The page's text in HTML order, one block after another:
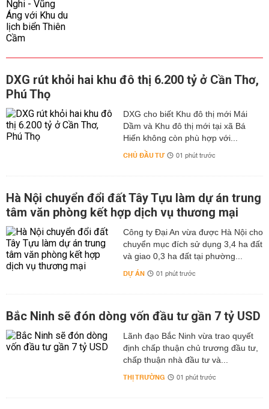
DXG rút khỏi hai khu đô thị 6.200 tỷ ở Cần Thơ,
Phú Thọ
DXG cho biết Khu đô thị mới Mái
Dầm và Khu đô thị mới tại xã Bá
Hiến không còn phù hợp với...
CHỦ ĐẦU TƯ 01 phút trước
Hà Nội chuyển đổi đất Tây Tựu làm dự án trung
tâm văn phòng kết hợp dịch vụ thương mại
Công ty Đại An vừa được Hà Nội cho
chuyển mục đích sử dụng 3,4 ha đất
và giao 0,3 ha đất tại phường...
DỰ ÁN 01 phút trước
Bắc Ninh sẽ đón dòng vốn đầu tư gần 7 tỷ USD
Lãnh đạo Bắc Ninh vừa trao quyết
định chấp thuận chủ trương đầu tư,
chấp thuận nhà đầu tư và...
THỊ TRƯỜNG 01 phút trước